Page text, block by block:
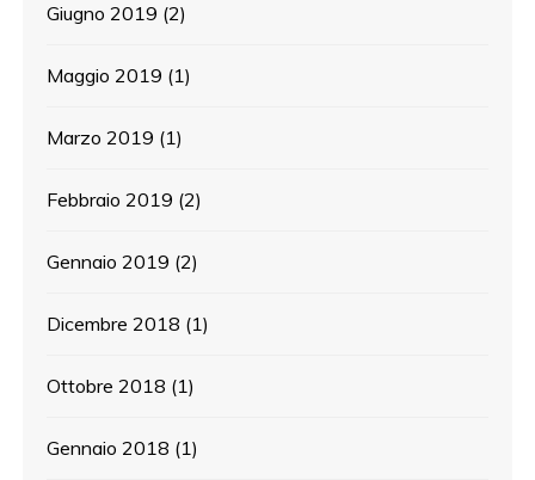
Giugno 2019 (2)
Maggio 2019 (1)
Marzo 2019 (1)
Febbraio 2019 (2)
Gennaio 2019 (2)
Dicembre 2018 (1)
Ottobre 2018 (1)
Gennaio 2018 (1)